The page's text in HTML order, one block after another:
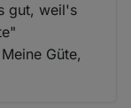
gut, weil's
Güte,